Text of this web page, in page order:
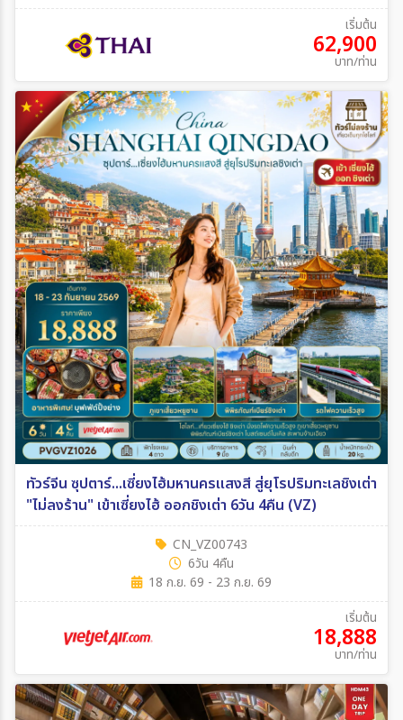
เริ่มต้น
62,900
บาท/ท่าน
ทัวร์จีน ซุปตาร์...เซี่ยงไฮ้มหานครแสงสี สู่ยุโรปริมทะเลชิงเต่า
"ไม่ลงร้าน" เข้าเซี่ยงไฮ้ ออกชิงเต่า 6วัน 4คืน (VZ)
CN_VZ00743
6วัน 4คืน
18 ก.ย. 69 - 23 ก.ย. 69
เริ่มต้น
18,888
บาท/ท่าน